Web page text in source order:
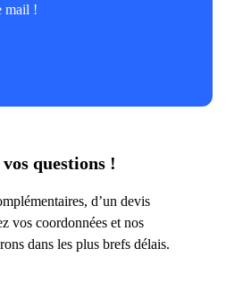
mail !
questions !
d’un devis
vos coordonnées et nos
dans les plus brefs délais.